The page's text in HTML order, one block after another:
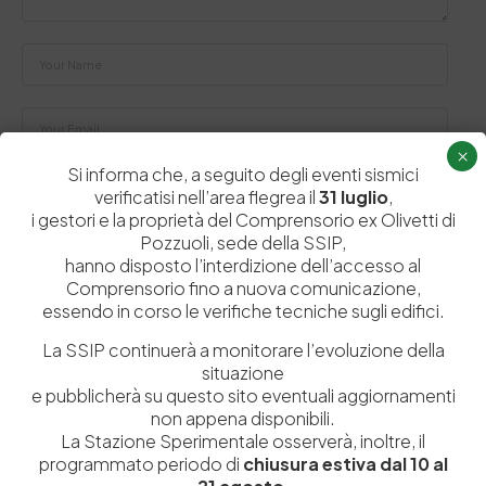
Salva il mio nome, email e sito web in questo browser per la
prossima volta che commento.
Post Comment
Si informa che, a seguito degli eventi sismici
verificatisi nell’area flegrea il31 luglio,
i gestori e la proprietà del Comprensorio ex Olivetti di
Pozzuoli, sede della SSIP,
hanno disposto l’interdizione dell’accesso al
Comprensorio fino a nuova comunicazione,
essendo in corso le verifiche tecniche sugli edifici.
La SSIP continuerà a monitorare l’evoluzione della
situazione
e pubblicherà su questo sito eventuali aggiornamenti
non appena disponibili.
La Stazione Sperimentale osserverà, inoltre, il
programmato periodo di chiusura estiva dal 10 al
×